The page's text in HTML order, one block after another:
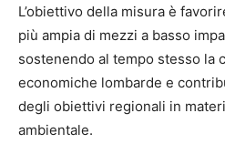
L’obiettivo della misura è
più ampia di mezzi a basso
sostenendo al tempo stesso la
economiche lombarde e
degli obiettivi regionali in
ambientale.